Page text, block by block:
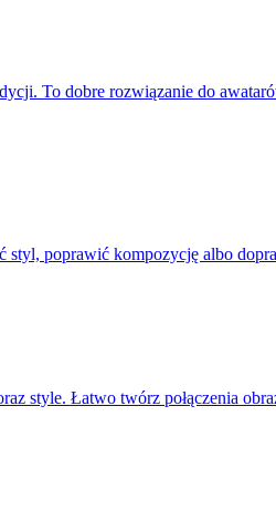
To dobre rozwiązanie do
poprawić kompozycję albo
style. Łatwo twórz połączenia